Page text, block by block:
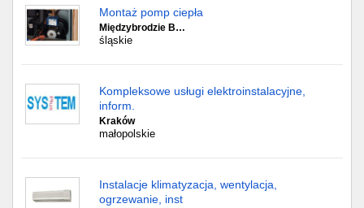
Montaż pomp ciepła
Międzybrodzie B…
śląskie
Kompleksowe usługi elektroinstalacyjne,
inform.
Kraków
małopolskie
Instalacje klimatyzacja, wentylacja,
ogrzewanie, inst